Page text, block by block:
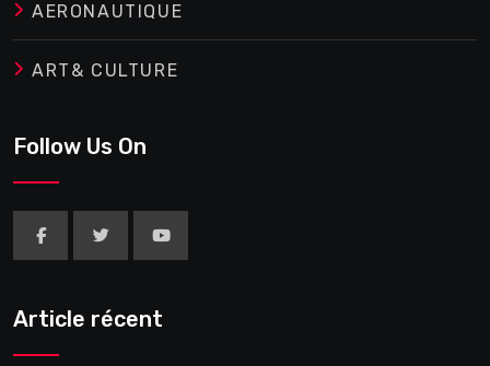
AERONAUTIQUE
ART& CULTURE
Follow Us On
Article récent